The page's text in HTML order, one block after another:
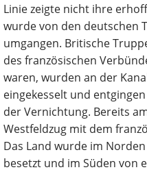
Linie zeigte nicht ihre
wurde von den deutschen
umgangen. Britische
des französischen
waren, wurden an der
eingekesselt und
der Vernichtung. Bereits
Westfeldzug mit dem
Das Land wurde im
besetzt und im Süden von